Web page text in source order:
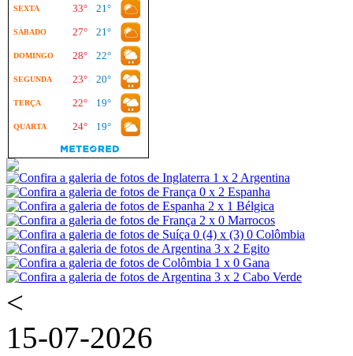
<
15-07-2026